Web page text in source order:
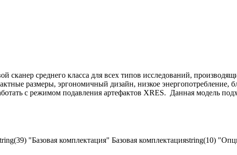
сканер среднего класса для всех типов исследований,
размеры, эргономичный дизайн, низкое энергопотребление,
с режимом подавления артефактов XRES. Данная модель
"Базовая комплектация" Базовая комплектацияstring(10)